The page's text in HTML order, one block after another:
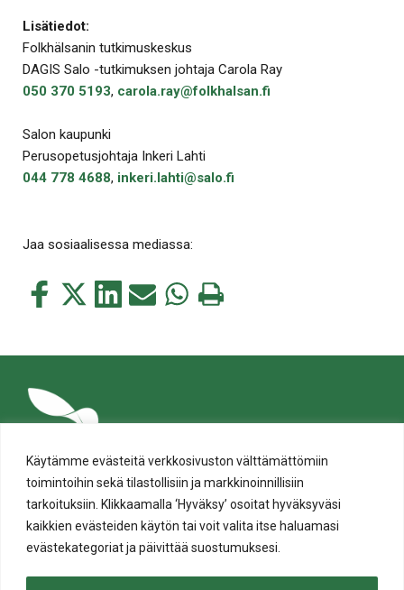
Käytämme evästeitä verkkosivuston välttämättömiin
toimintoihin sekä tilastollisiin ja markkinoinnillisiin
tarkoituksiin. Klikkaamalla ‘Hyväksy’ osoitat hyväksyväsi
kaikkien evästeiden käytön tai voit valita itse haluamasi
evästekategoriat ja päivittää suostumuksesi.
Lisätiedot:
Folkhälsanin tutkimuskeskus
DAGIS Salo -tutkimuksen johtaja Carola Ray
050 370 5193, carola.ray@folkhalsan.fi
Salon kaupunki
Perusopetusjohtaja Inkeri Lahti
044 778 4688, inkeri.lahti@salo.fi
Jaa sosiaalisessa mediassa:
Jaa
Jaa
Jaa Jaa Jaa Tulosta